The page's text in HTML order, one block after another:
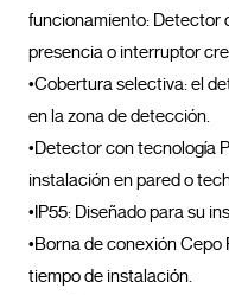
funcionamiento: Detector
presencia o interruptor
•Cobertura selectiva: el
en la zona de detección.
•Detector con tecnología
instalación en pared o
•IP55: Diseñado para su
•Borna de conexión
tiempo de instalación.